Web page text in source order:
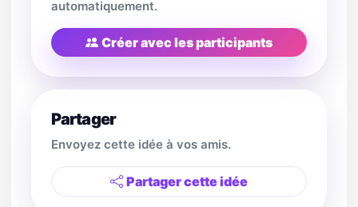
automatiquement.
Créer avec les participants
Partager
Envoyez cette idée à vos amis.
Partager cette idée